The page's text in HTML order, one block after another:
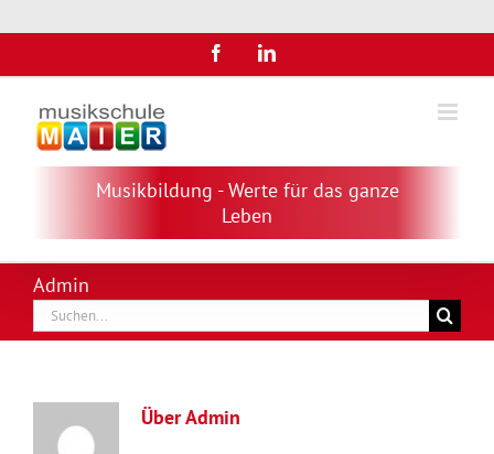
Inhalt
springen
FacebookLinkedIn
Musikbildung - Werte für das ganze
Leben
Admin
Suche
nach:
ÜberAdmin